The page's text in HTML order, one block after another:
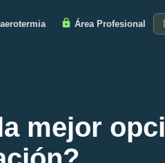
Área Profesional
mejor